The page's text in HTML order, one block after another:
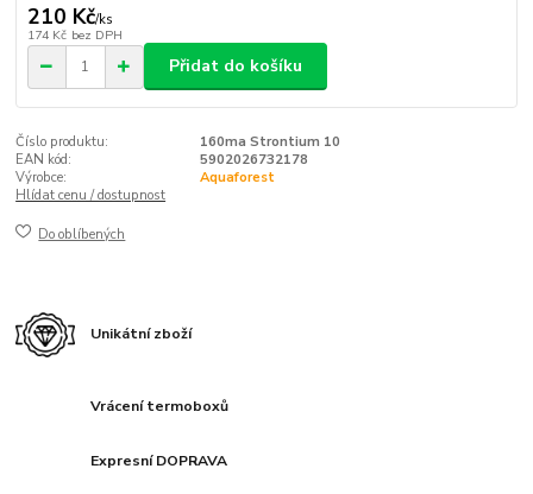
210 Kč/ks
174 Kč bez DPH
Přidat do košíku
Číslo produktu:
160ma Strontium 10
EAN kód:
5902026732178
Výrobce:
Aquaforest
Hlídat cenu / dostupnost
Do oblíbených
Unikátní zboží
Vrácení termoboxů
Expresní DOPRAVA